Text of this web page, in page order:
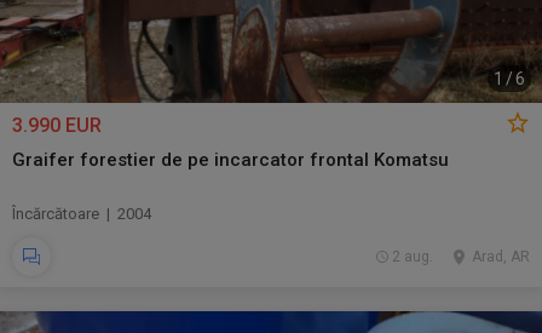
1 /6
3.990 EUR
Graifer forestier de pe incarcator frontal Komatsu
Încărcătoare | 2004
Arad, AR
2 aug.